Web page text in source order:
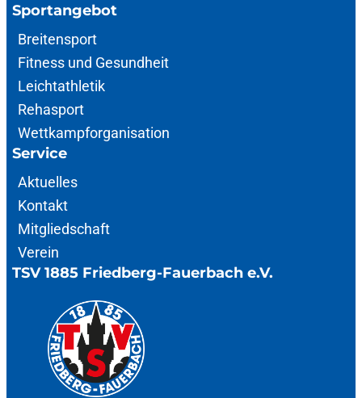
Sportangebot
Breitensport
Fitness und Gesundheit
Leichtathletik
Rehasport
Wettkampforganisation
Service
Aktuelles
Kontakt
Mitgliedschaft
Verein
TSV 1885 Friedberg-Fauerbach e.V.